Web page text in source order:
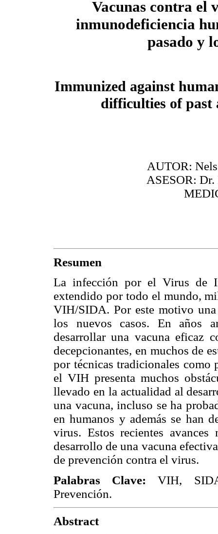
Vacunas contra el
inmunodeficiencia
pasado y
Immunized against
difficulties of past
AUTOR:
ASESOR: Dr.
Resumen
La infección por el Virus de
extendido por todo el mundo,
VIH/SIDA. Por este motivo
los nuevos casos. En años
desarrollar una vacuna eficaz
decepcionantes, en muchos de
por técnicas tradicionales como
el VIH presenta muchos
llevado en la actualidad al
una vacuna, incluso se ha
en humanos y además se han
virus. Estos recientes
desarrollo de una vacuna
de prevención contra el virus.
Palabras Clave: VIH,
Prevención.
Abstract